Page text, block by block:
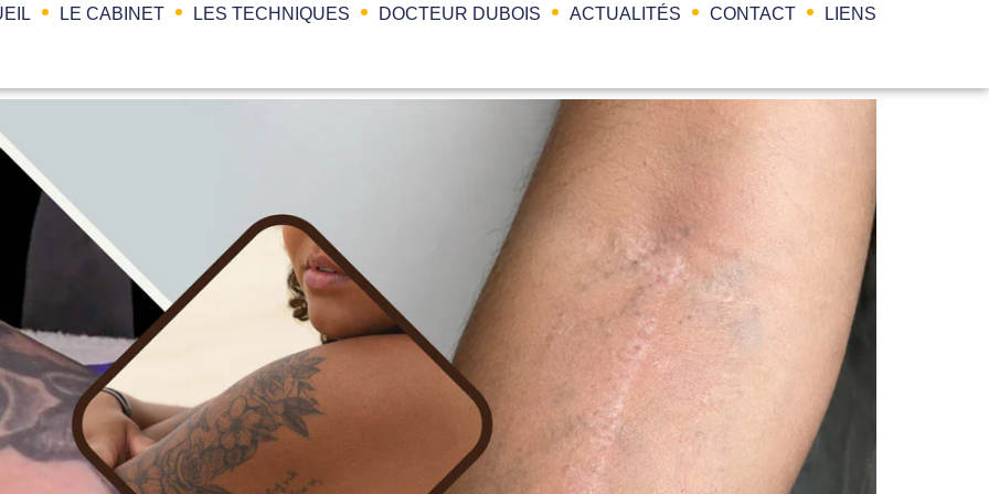
LE CABINET LES TECHNIQUES DOCTEUR DUBOIS ACTUALITÉS CONTACT LIENS